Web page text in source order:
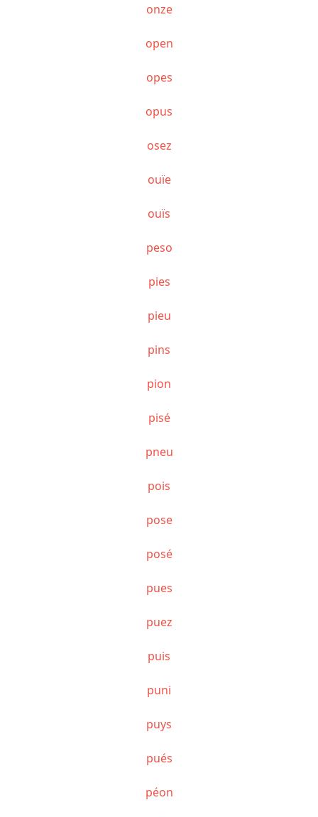
onze
open
opes
opus
osez
ouïe
ouïs
peso
pies
pieu
pins
pion
pisé
pneu
pois
pose
posé
pues
puez
puis
puni
puys
pués
péon